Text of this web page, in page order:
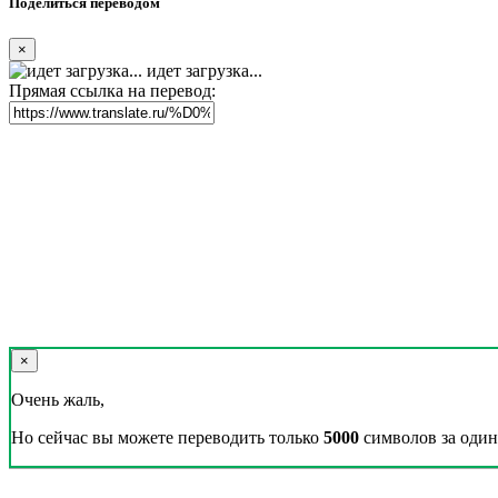
×
идет загрузка...
Прямая ссылка на перевод:
×
Очень жаль,
Но сейчас вы можете переводить только 5000 символов за